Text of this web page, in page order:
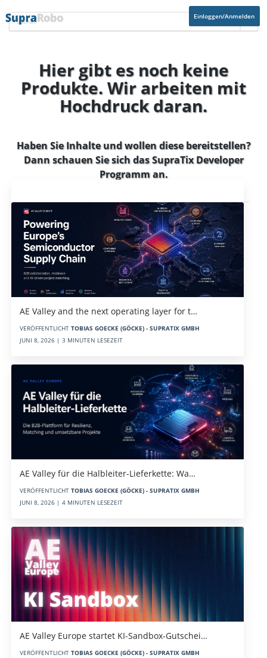
Einloggen/Anmelden
Hier gibt es noch keine
Produkte. Wir arbeiten mit
Hochdruck daran.
Haben Sie Inhalte und wollen diese bereitstellen?
Dann schauen Sie sich dasSupraTix Developer
Programman.
AE Valley and the next operating layer for t…
VERÖFFENTLICHT TOBIAS GOECKE (GÖCKE) - SUPRATIX GMBH
JUNI 8, 2026 | 3 MINUTEN LESEZEIT
AE Valley für die Halbleiter-Lieferkette: Wa…
VERÖFFENTLICHT TOBIAS GOECKE (GÖCKE) - SUPRATIX GMBH
JUNI 8, 2026 | 4 MINUTEN LESEZEIT
AE Valley Europe startet KI-Sandbox-Gutschei…
VERÖFFENTLICHT TOBIAS GOECKE (GÖCKE) - SUPRATIX GMBH